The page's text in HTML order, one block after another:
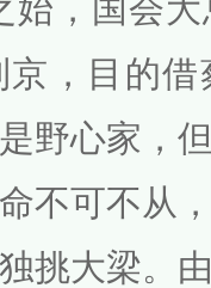
始，国会
，目的
野心家，
不可不从
挑大梁。